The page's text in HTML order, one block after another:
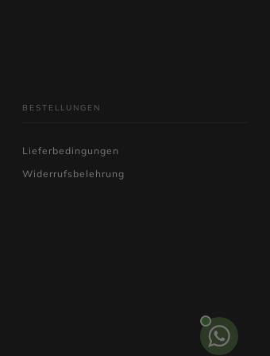
BESTELLUNGEN
Lieferbedingungen
Widerrufsbelehrung